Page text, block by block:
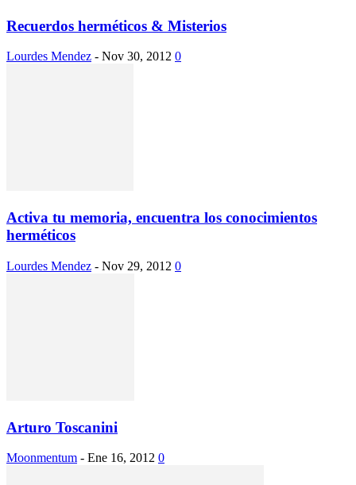
Recuerdos herméticos & Misterios
Lourdes Mendez - Nov 30, 2012 0
Activa tu memoria, encuentra los conocimientos
herméticos
Lourdes Mendez - Nov 29, 2012 0
Arturo Toscanini
Moonmentum - Ene 16, 2012 0